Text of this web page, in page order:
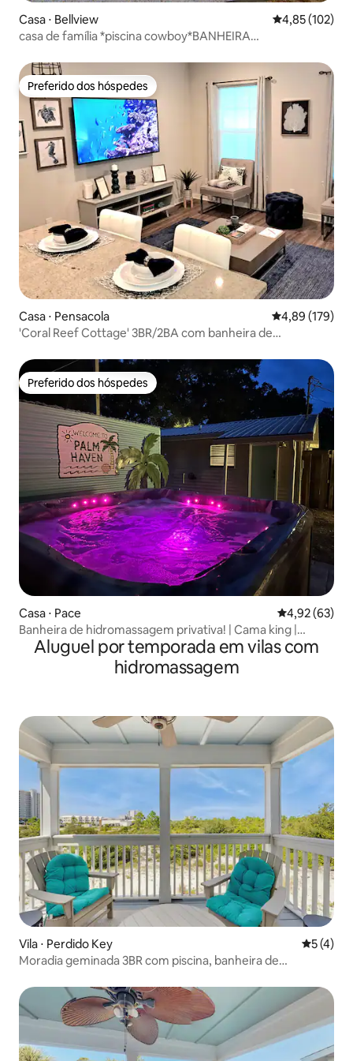
Casa ⋅ Bellview 4,85 de uma
4,85 (102)
casa de família *piscina cowboy*BANHEIRA
Preferido dos hóspedes
Preferido dos hóspedes
Casa ⋅ Pensacola 4,89 de uma
4,89 (179)
'Coral Reef Cottage' 3BR/2BA com banheira de
Preferido dos hóspedes
Preferido dos hóspedes
Casa ⋅ Pace 4,92 de uma
4,92 (63)
Banheira de hidromassagem privativa! | Cama king |
Check-in privativo
Aluguel por temporada em vilas com
hidromassagem
Vila ⋅ Perdido Key 5 de
5 (4)
Moradia geminada 3BR com piscina, banheira de